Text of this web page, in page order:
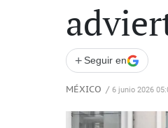
+ Seguir en
MÉXICO / 6 junio 2026